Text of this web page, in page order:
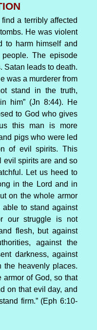
find a terribly affected
He was violent
to harm himself and
The episode
Satan leads to death.
was a murderer from
stand in the truth,
him” (Jn 8:44). He
to God who gives
this man is more
pigs who were led
of evil spirits. This
evil spirits are and so
Let us heed to
in the Lord and in
on the whole armor
to stand against
our struggle is not
flesh, but against
against the
darkness, against
the heavenly places.
armor of God, so that
on that evil day, and
firm.” (Eph 6:10-